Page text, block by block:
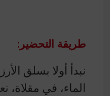
طريقة التحضير:
نبدأ أولا بسلق
الماء، في